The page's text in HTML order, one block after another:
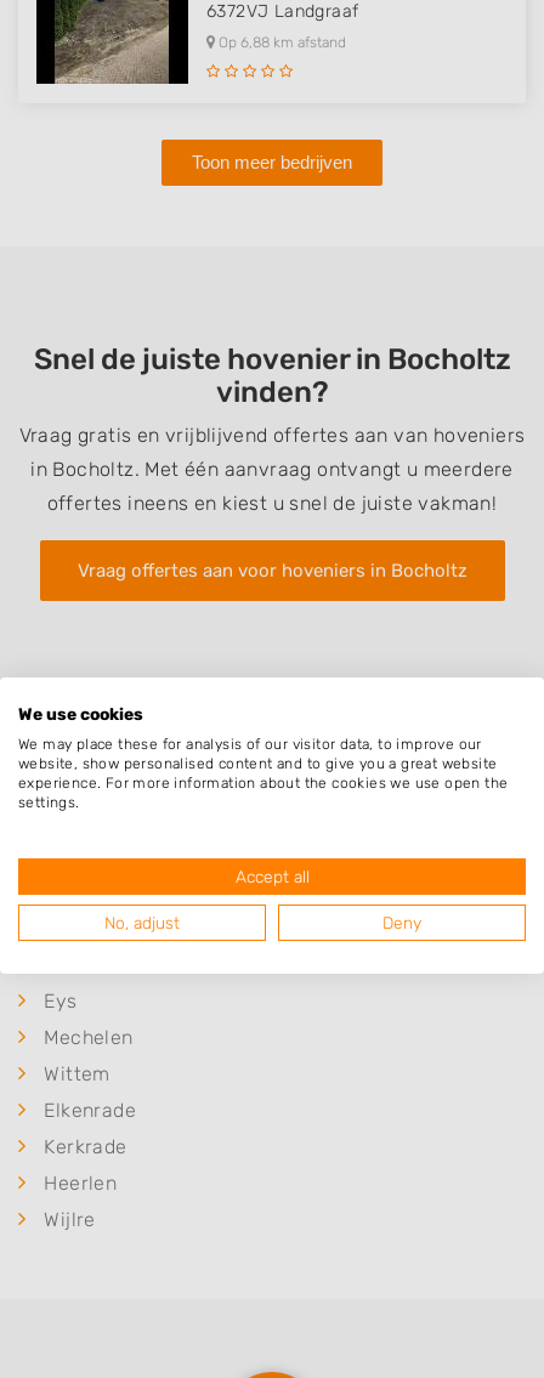
6372VJ Landgraaf
Op 6,88 km afstand
Toon meer bedrijven
Snel de juiste hovenier in Bocholtz
vinden?
Vraag gratis en vrijblijvend offertes aan van hoveniers
in Bocholtz. Met één aanvraag ontvangt u meerdere
offertes ineens en kiest u snel de juiste vakman!
Vraag offertes aan voor hoveniers in Bocholtz
Plaatsen in de buurt
Baneheide
Lemiers
Eys
Mechelen
Wittem
Elkenrade
Kerkrade
Heerlen
Wijlre
We use cookies
We may place these for analysis of our visitor data, to improve our
website, show personalised content and to give you a great website
experience. For more information about the cookies we use open the
settings.
Accept all
No, adjust Deny